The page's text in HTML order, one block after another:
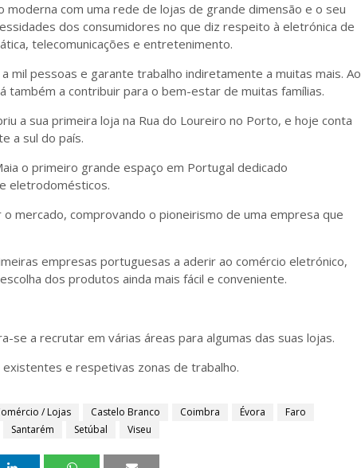
moderna com uma rede de lojas de grande dimensão e o seu
dos consumidores no que diz respeito à eletrónica de
telecomunicações e entretenimento.
mil pessoas e garante trabalho indiretamente a muitas mais. Ao
a contribuir para o bem-estar de muitas famílias.
a sua primeira loja na Rua do Loureiro no Porto, e hoje conta
a sul do país.
o primeiro grande espaço em Portugal dedicado
eletrodomésticos.
o mercado, comprovando o pioneirismo de uma empresa que
empresas portuguesas a aderir ao comércio eletrónico,
dos produtos ainda mais fácil e conveniente.
se a recrutar em várias áreas para algumas das suas lojas.
e respetivas zonas de trabalho.
/ Lojas Castelo Branco Coimbra Évora
Faro
Santarém Setúbal Viseu